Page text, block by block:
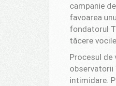
campanie
favoarea
fondatorul
tăcere
Procesul
observatorii
intimidare.